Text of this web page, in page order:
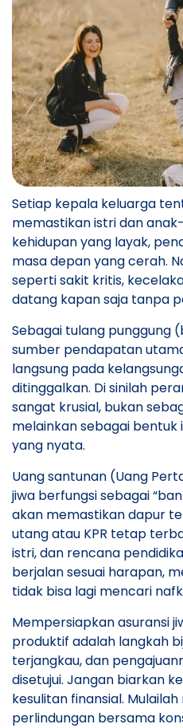
Setiap kepala keluarga
memastikan istri dan
kehidupan yang layak,
masa depan yang cerah.
seperti sakit kritis,
datang kapan saja tanpa
​Sebagai tulang punggung
sumber pendapatan
langsung pada
ditinggalkan. Di sinilah
sangat krusial, bukan
melainkan sebagai
yang nyata.
Uang santunan (Uang
jiwa berfungsi sebagai
akan memastikan dapur
utang atau KPR tetap
istri, dan rencana
berjalan sesuai harapan,
tidak bisa lagi mencari
Mempersiapkan asuransi
produktif adalah langkah
terjangkau, dan
disetujui. Jangan biarkan
kesulitan finansial.
perlindungan bersama